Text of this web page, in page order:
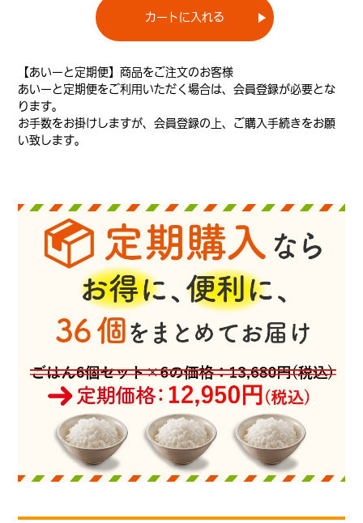
【あいーと定期便】商品をご注文のお客様
あいーと定期便をご利用いただく場合は、会員登録が必要とな
ります。
お手数をお掛けしますが、会員登録の上、ご購入手続きをお願
い致します。